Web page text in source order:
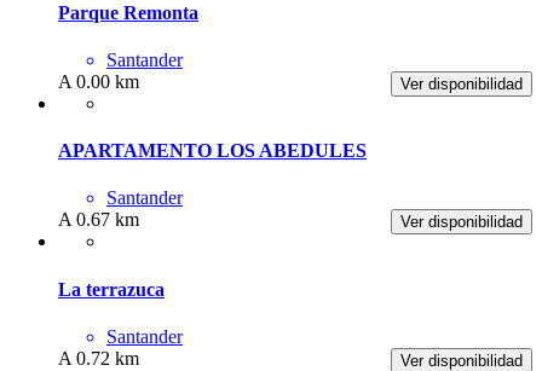
Parque Remonta
Santander
Ver disponibilidad
A 0.00 km
APARTAMENTO LOS ABEDULES
Santander
Ver disponibilidad
A 0.67 km
La terrazuca
Santander
Ver disponibilidad
A 0.72 km